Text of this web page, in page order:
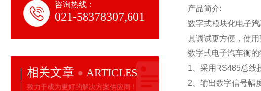
咨询热线：
021-58378307,601
相关文章 ARTICLES
致力于成为更好的解决方案供应商！
产品简介:
数字式模块化电子
其调试更方便，使
数字式电子汽车衡
1 、采用RS485总
2 、输出数字信号幅